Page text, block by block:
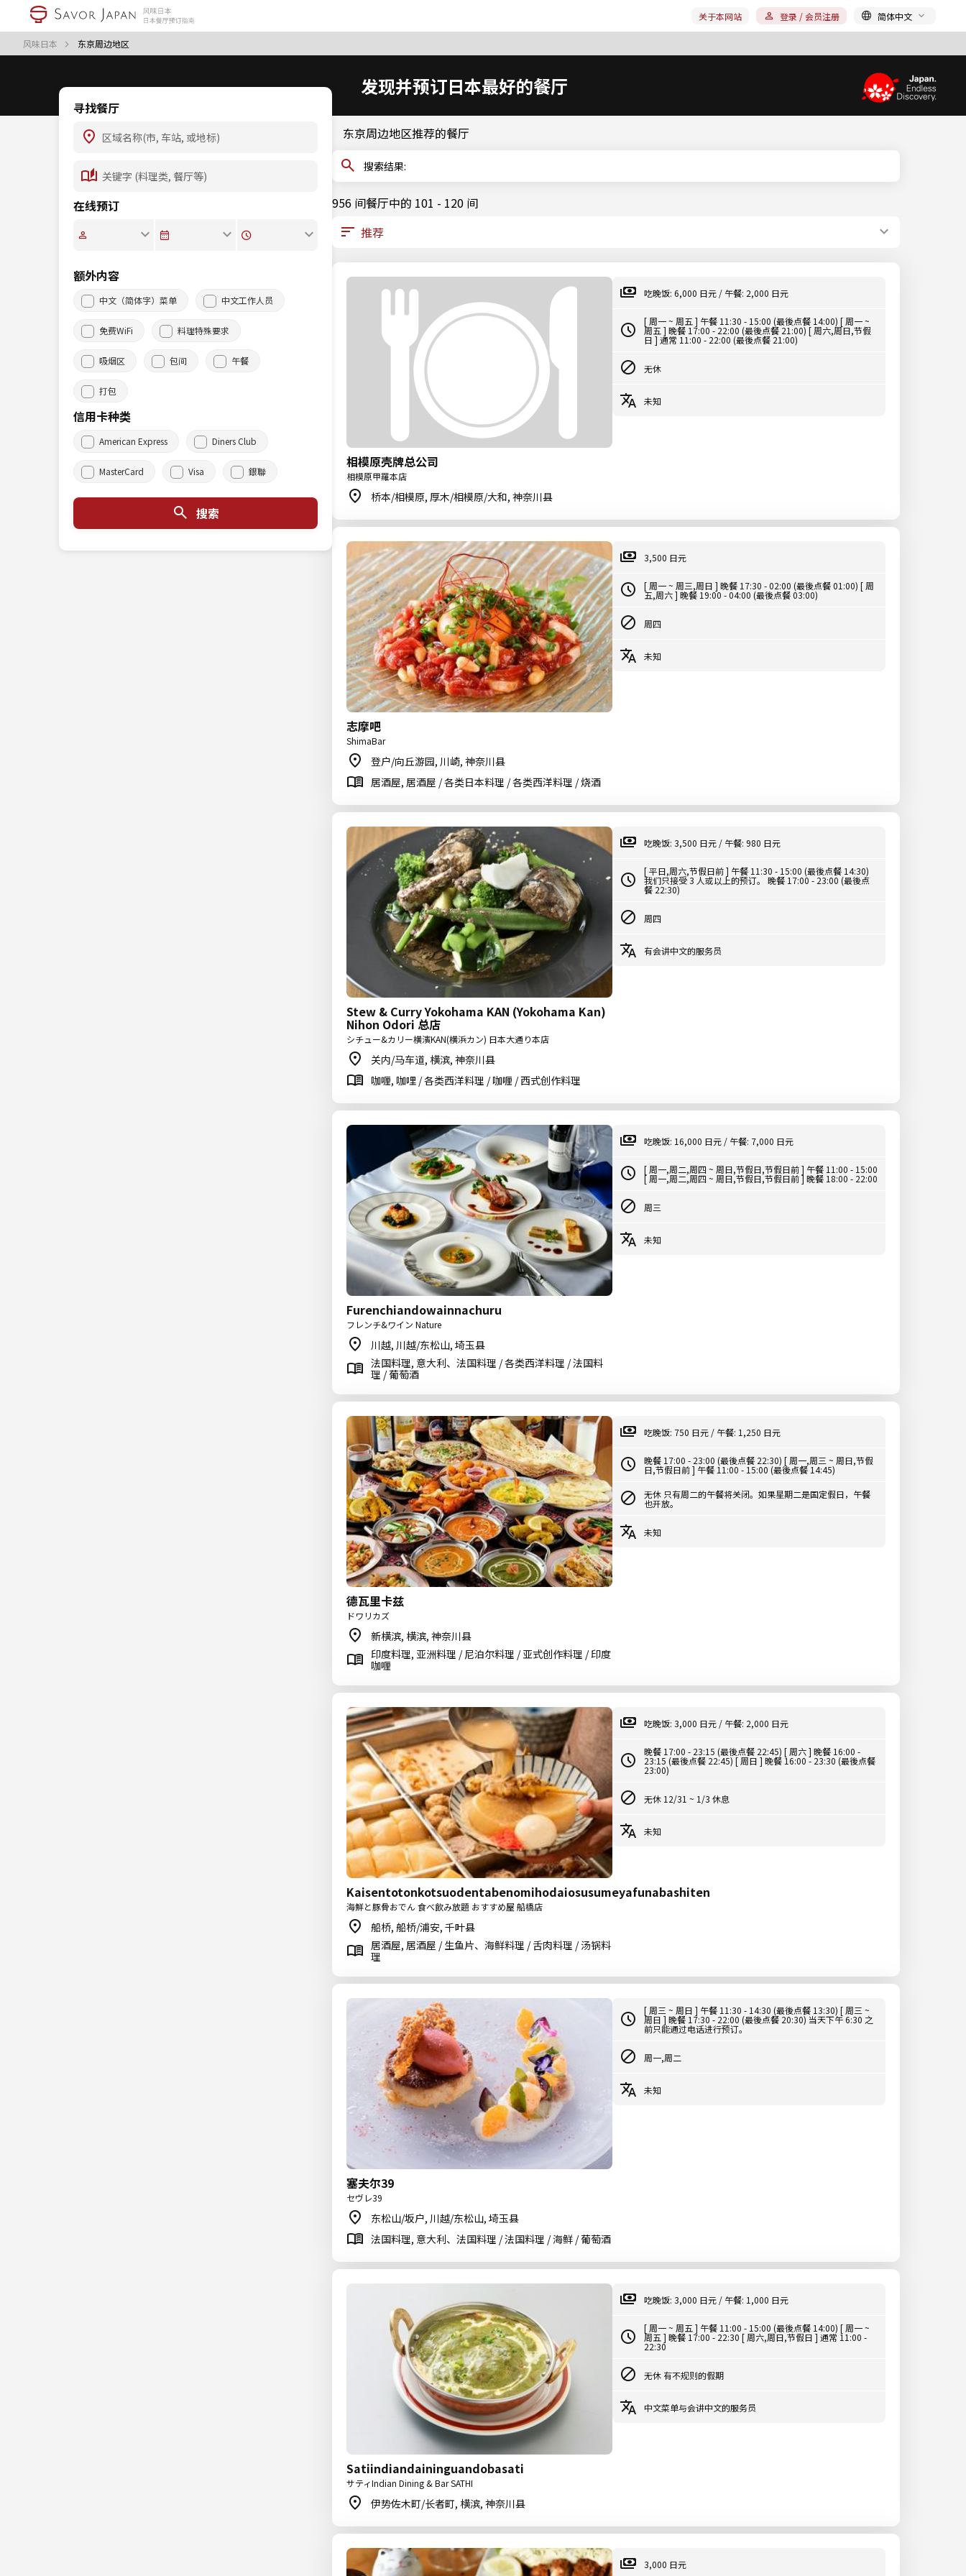
风味日本 东京周边地区
关于本网站 登录 / 会员注册 简体中文
发现并预订日本最好的餐厅
寻找餐厅
在线预订
额外内容
中文（简体字）菜单 中文工作人员
免费WiFi 料理特殊要求
吸烟区 包间 午餐
打包
信用卡种类
American Express Diners Club
MasterCard Visa 銀聯
搜索
东京周边地区推荐的餐厅
搜索结果:
956 间餐厅中的 101 - 120 间
相模原壳牌总公司
相模原甲羅本店
桥本/相模原, 厚木/相模原/大和, 神奈川县
吃晚饭: 6,000 日元 / 午餐: 2,000 日元
[ 周一 ~ 周五 ] 午餐 11:30 - 15:00 (最後点餐 14:00) [ 周一 ~
周五 ] 晚餐 17:00 - 22:00 (最後点餐 21:00) [ 周六,周日,节假
日 ] 通常 11:00 - 22:00 (最後点餐 21:00)
无休
未知
志摩吧
ShimaBar
登户/向丘游园, 川崎, 神奈川县
居酒屋, 居酒屋 / 各类日本料理 / 各类西洋料理 / 烧酒
3,500 日元
[ 周一 ~ 周三,周日 ] 晚餐 17:30 - 02:00 (最後点餐 01:00) [ 周
五,周六 ] 晚餐 19:00 - 04:00 (最後点餐 03:00)
周四
未知
Stew & Curry Yokohama KAN (Yokohama Kan)
Nihon Odori 总店
シチュー&カリー横濱KAN(横浜カン) 日本大通り本店
关内/马车道, 横滨, 神奈川县
咖喱, 咖哩 / 各类西洋料理 / 咖喱 / 西式创作料理
吃晚饭: 3,500 日元 / 午餐: 980 日元
[ 平日,周六,节假日前 ] 午餐 11:30 - 15:00 (最後点餐 14:30)
我们只接受 3 人或以上的预订。 晚餐 17:00 - 23:00 (最後点
餐 22:30)
周四
有会讲中文的服务员
Furenchiandowainnachuru
フレンチ&ワイン Nature
川越, 川越/东松山, 埼玉县
法国料理, 意大利、法国料理 / 各类西洋料理 / 法国料
理 / 葡萄酒
吃晚饭: 16,000 日元 / 午餐: 7,000 日元
[ 周一,周二,周四 ~ 周日,节假日,节假日前 ] 午餐 11:00 - 15:00
[ 周一,周二,周四 ~ 周日,节假日,节假日前 ] 晚餐 18:00 - 22:00
周三
未知
德瓦里卡兹
ドワリカズ
新横滨, 横滨, 神奈川县
印度料理, 亚洲料理 / 尼泊尔料理 / 亚式创作料理 / 印度
咖喱
吃晚饭: 750 日元 / 午餐: 1,250 日元
晚餐 17:00 - 23:00 (最後点餐 22:30) [ 周一,周三 ~ 周日,节假
日,节假日前 ] 午餐 11:00 - 15:00 (最後点餐 14:45)
无休 只有周二的午餐将关闭。如果星期二是国定假日，午餐
也开放。
未知
Kaisentotonkotsuodentabenomihodaiosusumeyafunabashiten
海鮮と豚骨おでん 食べ飲み放題 おすすめ屋 船橋店
船桥, 船桥/浦安, 千叶县
居酒屋, 居酒屋 / 生鱼片、海鲜料理 / 舌肉料理 / 汤锅料
理
吃晚饭: 3,000 日元 / 午餐: 2,000 日元
晚餐 17:00 - 23:15 (最後点餐 22:45) [ 周六 ] 晚餐 16:00 -
23:15 (最後点餐 22:45) [ 周日 ] 晚餐 16:00 - 23:30 (最後点餐
23:00)
无休 12/31 ~ 1/3 休息
未知
塞夫尔39
セヴレ39
东松山/坂户, 川越/东松山, 埼玉县
法国料理, 意大利、法国料理 / 法国料理 / 海鲜 / 葡萄酒
[ 周三 ~ 周日 ] 午餐 11:30 - 14:30 (最後点餐 13:30) [ 周三 ~
周日 ] 晚餐 17:30 - 22:00 (最後点餐 20:30) 当天下午 6:30 之
前只能通过电话进行预订。
周一,周二
未知
Satiindiandaininguandobasati
サティIndian Dining & Bar SATHI
伊势佐木町/长者町, 横滨, 神奈川县
吃晚饭: 3,000 日元 / 午餐: 1,000 日元
[ 周一 ~ 周五 ] 午餐 11:00 - 15:00 (最後点餐 14:00) [ 周一 ~
周五 ] 晚餐 17:00 - 22:30 [ 周六,周日,节假日 ] 通常 11:00 -
22:30
无休 有不规则的假期
中文菜单与会讲中文的服务员
3,000 日元